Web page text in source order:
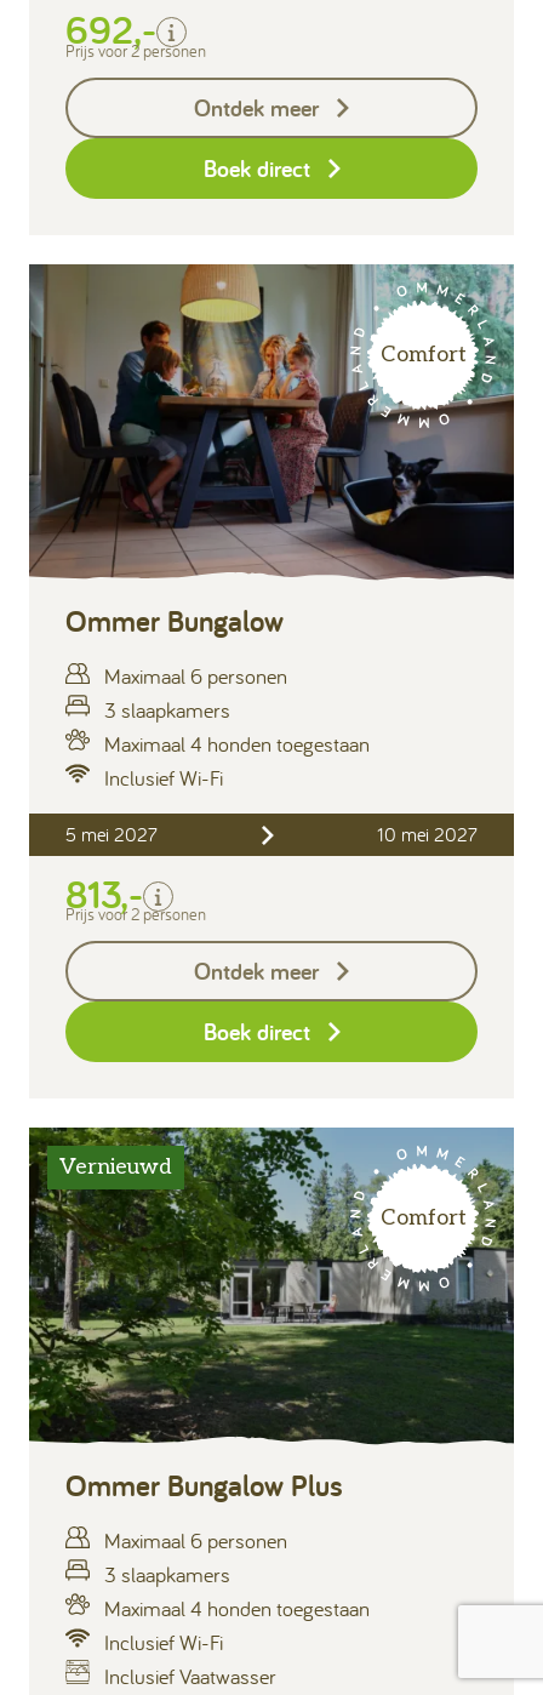
692,-
Keukendoekenpakket
Eindschoonmaak
Prijs voor 2 personen
Ontdek meer
Boek direct
Comfort
Ommer Bungalow
Maximaal 6 personen
3 slaapkamers
Maximaal 4 honden toegestaan
Inclusief Wi-Fi
5 mei 2027 10 mei 2027
813,-
Inclusief
Verblijfskosten
Keukendoekenpakket
Eindschoonmaak
Prijs voor 2 personen
Ontdek meer
Boek direct
Comfort
Vernieuwd
Ommer Bungalow Plus
Maximaal 6 personen
3 slaapkamers
Maximaal 4 honden toegestaan
Inclusief Wi-Fi
Inclusief Vaatwasser